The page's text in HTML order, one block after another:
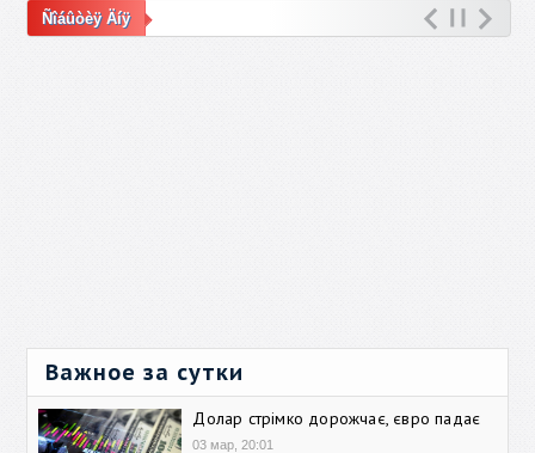
Ñîáûòèÿ Äíÿ
Важное за сутки
Долар стрімко дорожчає, євро падає
03 мар, 20:01